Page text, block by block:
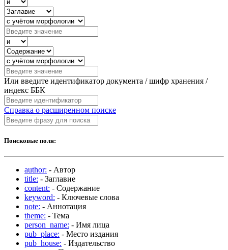
Или введите идентификатор документа / шифр хранения /
индекс ББК
Справка о расширенном поиске
Поисковые поля:
author: - Автор
title: - Заглавие
content: - Содержание
keyword: - Ключевые слова
note: - Аннотация
theme: - Тема
person_name: - Имя лица
pub_place: - Место издания
pub_house: - Издательство